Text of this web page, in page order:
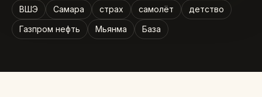
ВШЭ Самара страх самолёт
детство
Газпром нефть
Мьянма База